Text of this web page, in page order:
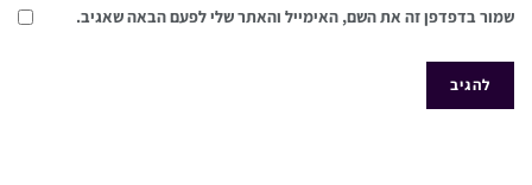
שמור בדפדפן זה את השם, האימייל והאתר שלי לפעם הבאה שאגיב.